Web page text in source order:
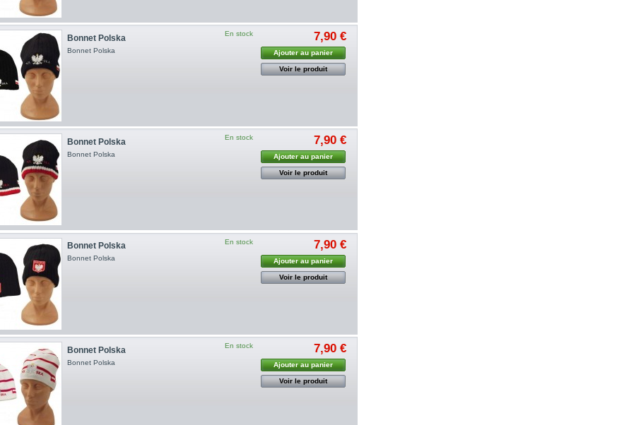
En stock
Bonnet Polska
Bonnet Polska
7,90 €
Ajouter au panier
Voir le produit
En stock
Bonnet Polska
Bonnet Polska
7,90 €
Ajouter au panier
Voir le produit
En stock
Bonnet Polska
Bonnet Polska
7,90 €
Ajouter au panier
Voir le produit
En stock
Bonnet Polska
Bonnet Polska
7,90 €
Ajouter au panier
Voir le produit